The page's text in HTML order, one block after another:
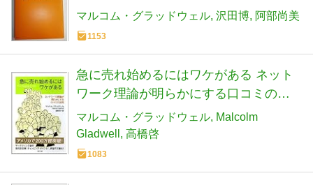
マルコム・グラッドウェル 沢田博 阿部尚美
1153
急に売れ始めるにはワケがある ネット
ワーク理論が明らかにする口コミの法
則 (SB文庫)
マルコム・グラッドウェル Malcolm
Gladwell
高橋啓
1083